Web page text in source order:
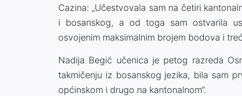
Cazina: „Učestvovala sam na četiri
i bosanskog, a od toga sam ostvarila
osvojenim maksimalnim brojem bodova i
Nadija Begić učenica je petog razreda
takmičenju iz bosanskog jezika, bila sam
općinskom i drugo na kantonalnom“.